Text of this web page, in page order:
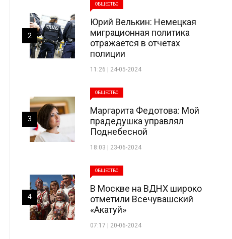
ОБЩЕСТВО
Юрий Велькин: Немецкая
миграционная политика
отражается в отчетах
полиции
11:26 | 24-05-2024
2
ОБЩЕСТВО
Маргарита Федотова: Мой
прадедушка управлял
Поднебесной
18:03 | 23-06-2024
3
ОБЩЕСТВО
В Москве на ВДНХ широко
отметили Всечувашский
«Акатуй»
07:17 | 20-06-2024
4